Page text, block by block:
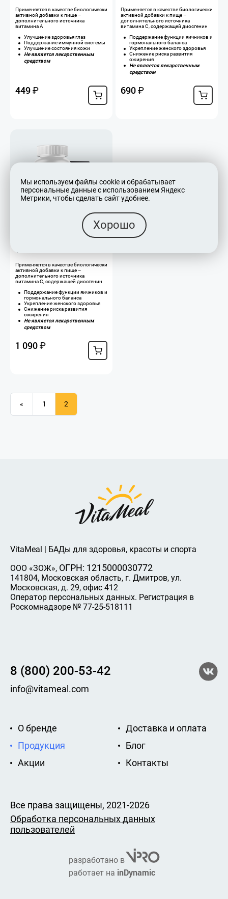
​Применяется в качестве биологически
активной добавки к пище –
дополнительного источника
витамина А
Улучшение здоровья глаз
Поддержание иммунной системы
Улучшение состояния кожи
Не является лекарственным
средством
449₽
Применяется в качестве биологически
активной добавки к пище –
дополнительного источника
витамина С, содержащей диосгенин
Поддержание функции яичников и
гормонального баланса
Укрепление женского здоровья
Снижение риска развития
ожирения
Не является лекарственным
средством
690₽
Wild Yam
Применяется в качестве биологически
активной добавки к пище –
дополнительного источника
витамина С, содержащей диосгенин
Поддержание функции яичников и
гормонального баланса
Укрепление женского здоровья
Снижение риска развития
ожирения
Не является лекарственным
средством
1 090₽
« 1 2
VitaMeal | БАДы для здоровья, красоты и спорта
ООО «ЗОЖ», ОГРН: 1215000030772
141804, Московская область, г. Дмитров, ул.
Московская, д. 29, офис 412
Оператор персональных данных. Регистрация в
Роскомнадзоре № 77-25-518111
8 (800) 200-53-42
info@vitameal.com
О бренде
Продукция
Акции
Доставка и оплата
Блог
Контакты
Все права защищены, 2021-2026
Обработка персональных данных
пользователей
разработано в
работает на inDynamic
Мы используем файлы cookie и обрабатывает
персональные данные с использованием Яндекс
Метрики, чтобы сделать сайт удобнее.
Хорошо